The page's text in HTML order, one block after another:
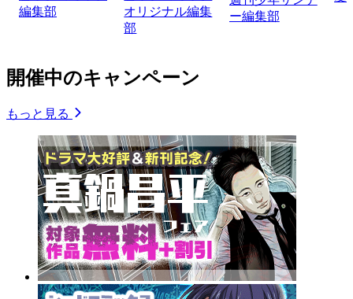
編集部
オリジナル編集
部
ー編集部
開催中のキャンペーン
もっと見る